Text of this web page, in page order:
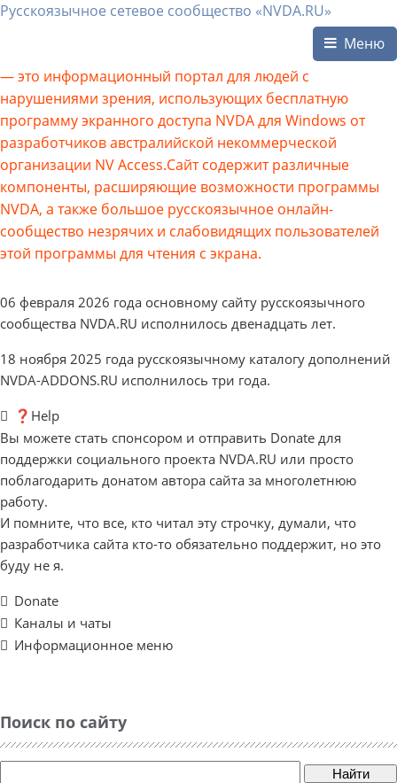
Русскоязычное сетевое сообщество «NVDA.RU»
Меню
— это информационный портал для людей с
нарушениями зрения, использующих бесплатную
программу экранного доступа NVDA для Windows от
разработчиков австралийской некоммерческой
организации NV Access.Сайт содержит различные
компоненты, расширяющие возможности программы
NVDA, а также большое русскоязычное онлайн-
сообщество незрячих и слабовидящих пользователей
этой программы для чтения с экрана.
06 февраля 2026 года основному сайту русскоязычного
сообщества NVDA.RU исполнилось двенадцать лет.
18 ноября 2025 года русскоязычному каталогу дополнений
NVDA-ADDONS.RU исполнилось три года.
❓Help
Вы можете стать спонсором и отправить Donate для
поддержки социального проекта NVDA.RU или просто
поблагодарить донатом автора сайта за многолетнюю
работу.
И помните, что все, кто читал эту строчку, думали, что
разработчика сайта кто-то обязательно поддержит, но это
буду не я.
Donate
Каналы и чаты
Информационное меню
Поиск по сайту
Найти